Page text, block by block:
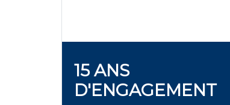
15 ANS
D'ENGAGEMENT